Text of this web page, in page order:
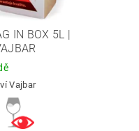
IN BOX 5L |
Vajbar